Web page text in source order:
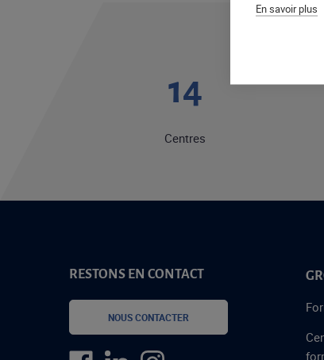
17
Centres
RESTONS EN CONTACT
NOUS CONTACTER
En savoir plus